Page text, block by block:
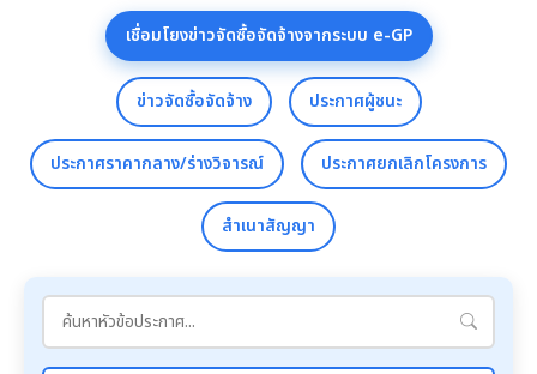
เชื่อมโยงข่าวจัดซื้อจัดจ้างจากระบบ e-GP
ข่าวจัดซื้อจัดจ้าง ประกาศผู้ชนะ
ประกาศราคากลาง/ร่างวิจารณ์ ประกาศยกเลิกโครงการ
สำเนาสัญญา